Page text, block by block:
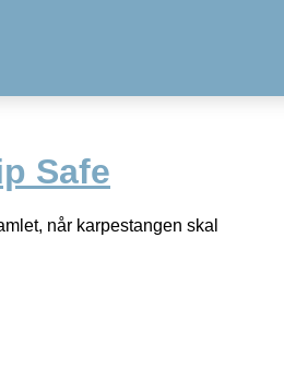
Safe
når karpestangen skal